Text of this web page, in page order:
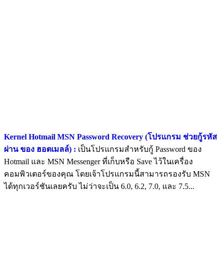
Kernel Hotmail MSN Password Recovery (โปรแกรม ช่วยกู้รหัส
ผ่าน ของ ฮอตเมลล์) : เป็นโปรแกรมสำหรับกู้ Password ของ
Hotmail และ MSN Messenger ที่เก็บหรือ Save ไว้ในเครื่อง
คอมพิวเตอร์ของคุณ โดยเจ้าโปรแกรมนี้สามารถรองรับ MSN
ได้ทุกเวอร์ชันเลยครับ ไม่ว่าจะเป็น 6.0, 6.2, 7.0, และ 7.5...